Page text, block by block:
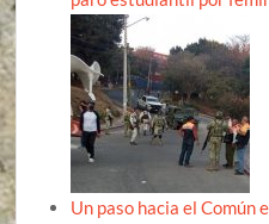
Un paso hacia el Común